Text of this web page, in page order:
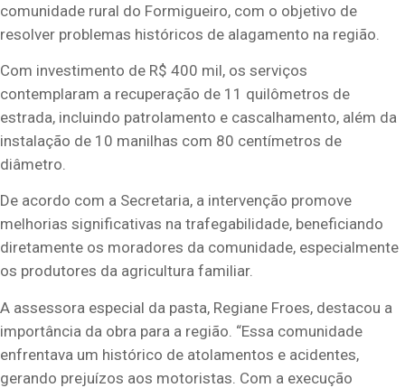
comunidade rural do Formigueiro, com o objetivo de
resolver problemas históricos de alagamento na região.
Com investimento de R$ 400 mil, os serviços
contemplaram a recuperação de 11 quilômetros de
estrada, incluindo patrolamento e cascalhamento, além da
instalação de 10 manilhas com 80 centímetros de
diâmetro.
De acordo com a Secretaria, a intervenção promove
melhorias significativas na trafegabilidade, beneficiando
diretamente os moradores da comunidade, especialmente
os produtores da agricultura familiar.
A assessora especial da pasta, Regiane Froes, destacou a
importância da obra para a região. “Essa comunidade
enfrentava um histórico de atolamentos e acidentes,
gerando prejuízos aos motoristas. Com a execução